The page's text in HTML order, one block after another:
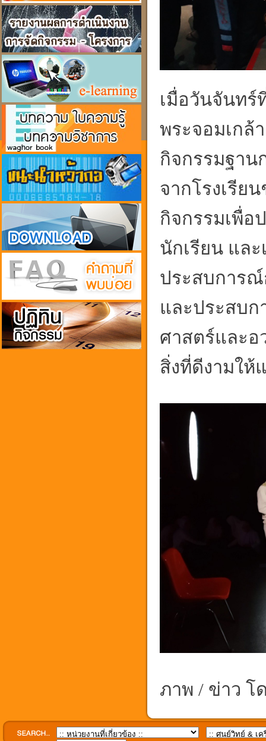
เมื่อวันจันทร์
พระจอมเกล้
กิจกรรมฐาน
จากโรงเรีย
กิจกรรมเพื่
นักเรียน และ
ประสบการณ์
และประสบก
ศาสตร์และอ
สิ่งที่ดีงามให้
ภาพ / ข่าว โ